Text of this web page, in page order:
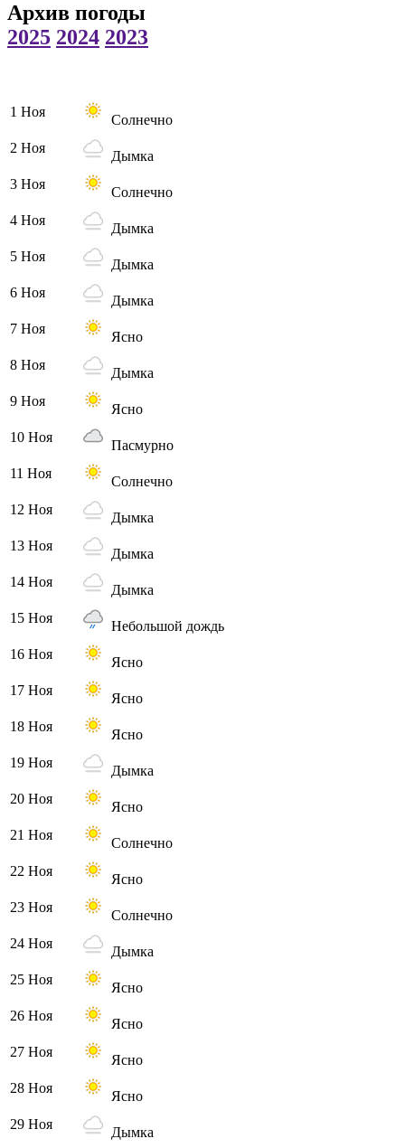
Архив погоды
2025 2024 2023
1 Ноя
Солнечно
2 Ноя
Дымка
3 Ноя
Солнечно
4 Ноя
Дымка
5 Ноя
Дымка
6 Ноя
Дымка
7 Ноя
Ясно
8 Ноя
Дымка
9 Ноя
Ясно
10 Ноя
Пасмурно
11 Ноя
Солнечно
12 Ноя
Дымка
13 Ноя
Дымка
14 Ноя
Дымка
15 Ноя
Небольшой дождь
16 Ноя
Ясно
17 Ноя
Ясно
18 Ноя
Ясно
19 Ноя
Дымка
20 Ноя
Ясно
21 Ноя
Солнечно
22 Ноя
Ясно
23 Ноя
Солнечно
24 Ноя
Дымка
25 Ноя
Ясно
26 Ноя
Ясно
27 Ноя
Ясно
28 Ноя
Ясно
29 Ноя
Дымка